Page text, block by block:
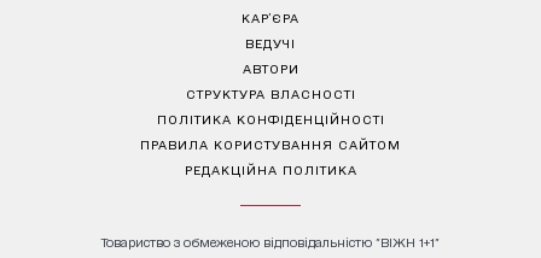
КАР’ЄРА
ВЕДУЧІ
АВТОРИ
СТРУКТУРА ВЛАСНОСТІ
ПОЛІТИКА КОНФІДЕНЦІЙНОСТІ
ПРАВИЛА КОРИСТУВАННЯ САЙТОМ
РЕДАКЦІЙНА ПОЛІТИКА
Товариство з обмеженою відповідальністю "ВІЖН 1+1"